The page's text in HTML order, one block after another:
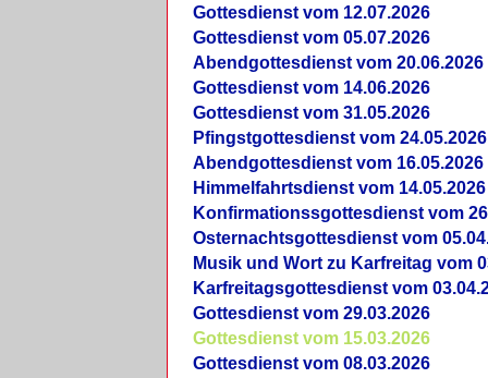
Gottesdienst vom 12.07.2026
Gottesdienst vom 05.07.2026
Abendgottesdienst vom 20.06.2026
Gottesdienst vom 14.06.2026
Gottesdienst vom 31.05.2026
Pfingstgottesdienst vom 24.05.2026
Abendgottesdienst vom 16.05.2026
Himmelfahrtsdienst vom 14.05.2026
Konfirmationssgottesdienst vom
Osternachtsgottesdienst vom
Musik und Wort zu Karfreitag vom
Karfreitagsgottesdienst vom
Gottesdienst vom 29.03.2026
Gottesdienst vom 15.03.2026
Gottesdienst vom 08.03.2026